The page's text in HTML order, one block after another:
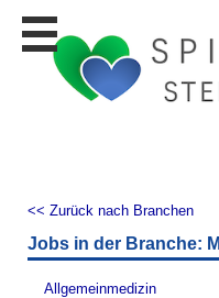
Stellen
finden
Personalberatungen
Tipp's
WERBUNG
<< Zurück nach Branchen
Jobs in der Branche:
Allgemeinmedizin